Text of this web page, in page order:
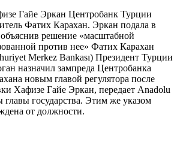
Гайе Эркан Центробанк Турции
Фатих Карахан. Эркан подала в
решение «масштабной
против нее» Фатих Карахан
Merkez Bankası) Президент Турции
назначил зампреда Центробанка
новым главой регулятора после
Хафизе Гайе Эркан, передает Anadolu
главы государства. Этим же указом
от должности.